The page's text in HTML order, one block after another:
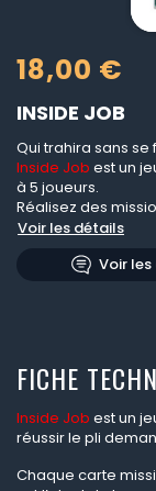
18,00 €
INSIDE JOB
Qui trahira sans
Inside Job est un
à 5 joueurs.
Réalisez des
Voir les détails
Voir les
FICHE
Inside Job est un
réussir le pli
Chaque carte